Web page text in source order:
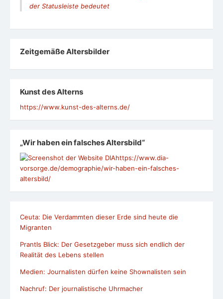
der Statusleiste bedeutet
Zeit­ge­mäße Alters­bil­der
Kunst des Alterns
https://www.kunst-des-alterns.de/
„Wir haben ein falsches Altersbild“
https://www.dia-
vorsorge.de/demographie/wir-haben-ein-falsches-
altersbild/
Ceuta: Die Verdammten dieser Erde sind heute die
Migranten
Prantls Blick: Der Gesetzgeber muss sich endlich der
Realität des Lebens stellen
Medien: Journalisten dürfen keine Shownalisten sein
Nachruf: Der journalistische Uhrmacher